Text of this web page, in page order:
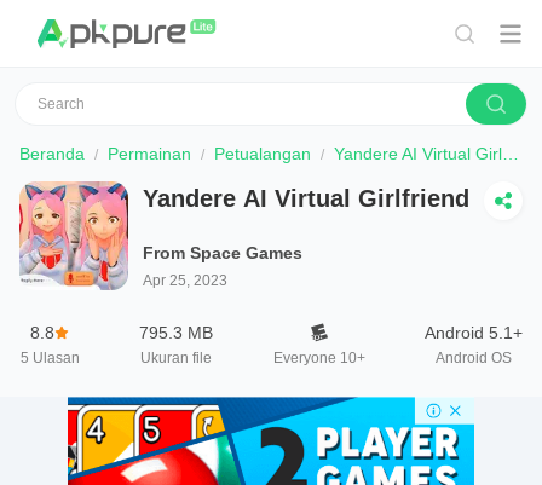
Beranda Permainan Petualangan Yandere AI Virtual Girlfriend
Yandere AI Virtual Girlfriend
From Space Games
Apr 25, 2023
8.8
5 Ulasan
795.3 MB
Ukuran file Everyone 10+
Android 5.1+
Android OS